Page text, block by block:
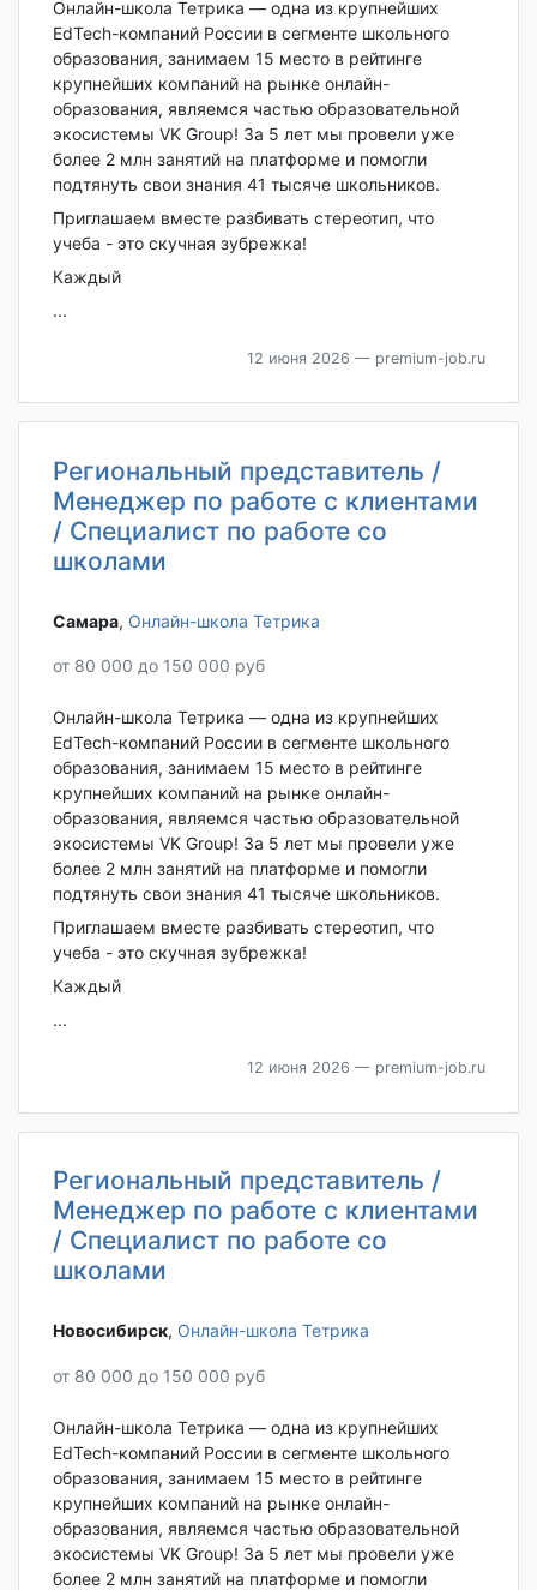
Онлайн-школа Тетрика — одна из крупнейших
EdTech-компаний России в сегменте школьного
образования, занимаем 15 место в рейтинге
крупнейших компаний на рынке онлайн-
образования, являемся частью образовательной
экосистемы VK Group! За 5 лет мы провели уже
более 2 млн занятий на платформе и помогли
подтянуть свои знания 41 тысяче школьников.
Приглашаем вместе разбивать стереотип, что
учеба - это скучная зубрежка!
Каждый
...
12 июня 2026 — premium-job.ru
Региональный представитель /
Менеджер по работе с клиентами
/ Специалист по работе со
школами
Самара‎, Онлайн-школа Тетрика
от 80 000 до 150 000 руб
Онлайн-школа Тетрика — одна из крупнейших
EdTech-компаний России в сегменте школьного
образования, занимаем 15 место в рейтинге
крупнейших компаний на рынке онлайн-
образования, являемся частью образовательной
экосистемы VK Group! За 5 лет мы провели уже
более 2 млн занятий на платформе и помогли
подтянуть свои знания 41 тысяче школьников.
Приглашаем вместе разбивать стереотип, что
учеба - это скучная зубрежка!
Каждый
...
12 июня 2026 — premium-job.ru
Региональный представитель /
Менеджер по работе с клиентами
/ Специалист по работе со
школами
Новосибирск‎, Онлайн-школа Тетрика
от 80 000 до 150 000 руб
Онлайн-школа Тетрика — одна из крупнейших
EdTech-компаний России в сегменте школьного
образования, занимаем 15 место в рейтинге
крупнейших компаний на рынке онлайн-
образования, являемся частью образовательной
экосистемы VK Group! За 5 лет мы провели уже
более 2 млн занятий на платформе и помогли